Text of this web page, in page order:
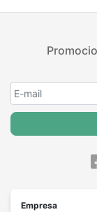
Empresa